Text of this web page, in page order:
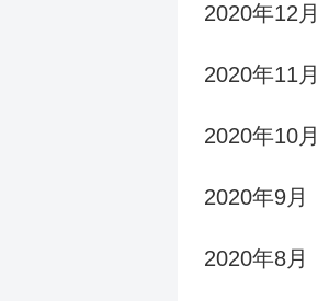
2020年12月
2020年11月
2020年10月
2020年9月
2020年8月